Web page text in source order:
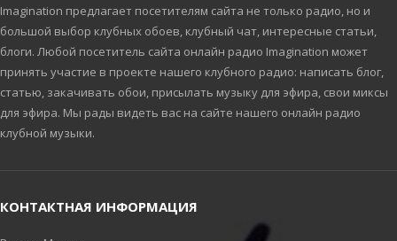
Imagination предлагает посетителям сайта не только радио, но и
большой выбор клубных обоев, клубный чат, интересные статьи,
блоги. Любой посетитель сайта онлайн радио Imagination может
принять участие в проекте нашего клубного радио: написать блог,
статью, закачивать обои, присылать музыку для эфира, свои миксы
для эфира. Мы рады видеть вас на сайте нашего онлайн радио
клубной музыки.
КОНТАКТНАЯ ИНФОРМАЦИЯ